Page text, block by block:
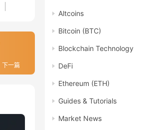
下一篇
Altcoins
Bitcoin (BTC)
Blockchain Technology
DeFi
Ethereum (ETH)
Guides & Tutorials
Market News